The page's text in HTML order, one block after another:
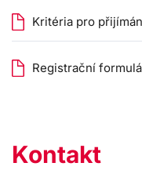
Kritéria pro
Registrační
Kontakt